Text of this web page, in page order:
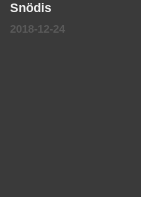
Snödis
2018-12-24